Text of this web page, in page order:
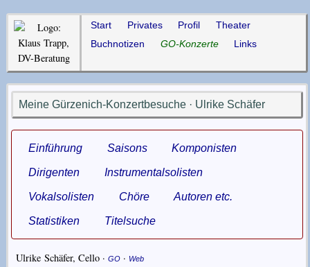
Start Privates Profil
Theater
Buchnotizen
GO-Konzerte Links
Meine Gürzenich-Konzertbesuche · Ulrike Schäfer
Einführung Saisons Komponisten
Dirigenten Instrumentalsolisten
Vokalsolisten Chöre Autoren etc.
Statistiken Titelsuche
Ulrike Schäfer,Cello ·GO · Web